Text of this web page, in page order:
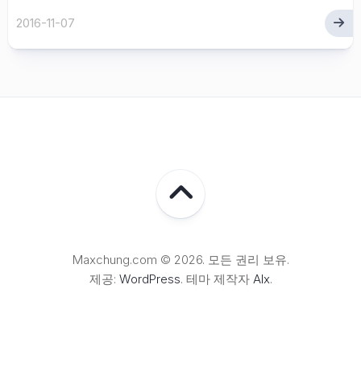
2016-11-07
Maxchung.com © 2026. 모든 권리 보유.
제공: WordPress. 테마 제작자 Alx.